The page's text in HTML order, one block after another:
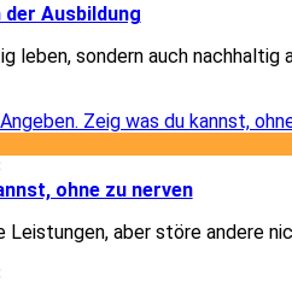
Ausbildung
leben, sondern auch nachhaltig
ohne zu nerven
Leistungen, aber störe andere